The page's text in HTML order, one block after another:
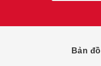
Bản đồ